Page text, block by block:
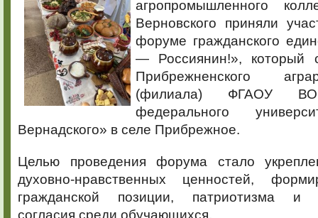
—
агропромышленного
Верновского приняли
форуме гражданского
— Россиянин!», который
Прибрежненского
(филиала) ФГАОУ
федерального
Вернадского» в селе Прибрежное.
Целью проведения форума стало
духовно-нравственных ценностей,
гражданской позиции, патриотизма и
согласия среди обучающихся.